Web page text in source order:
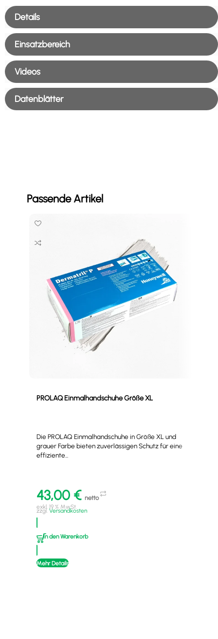
Details
Einsatzbereich
Videos
Datenblätter
Passende Artikel
PROLAQ Einmalhandschuhe Größe XL
Die PROLAQ Einmalhandschuhe in Größe XL und
grauer Farbe bieten zuverlässigen Schutz für eine
effiziente...
43,00 € netto
exkl. 19 % MwSt.
zzgl. Versandkosten
In den Warenkorb
Mehr Details